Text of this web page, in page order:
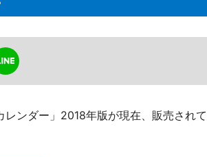
ンダー」2018年版が現在、販売されて